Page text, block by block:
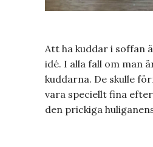
Att ha kuddar i soffan
idé. I alla fall om man
kuddarna. De skulle
vara speciellt fina
den prickiga